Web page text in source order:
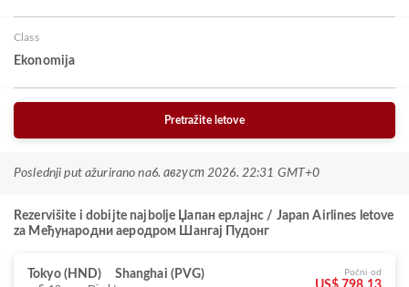
Class
Ekonomija
Pretražite letove
Poslednji put ažurirano na6. август 2026. 22:31 GMT+0
Rezervišite i dobijte najbolje Џапан ерлајнс / Japan Airlines letove
za Међународни аеродром Шангај Пудонг
Tokyo (HND) Shanghai (PVG) Počni od